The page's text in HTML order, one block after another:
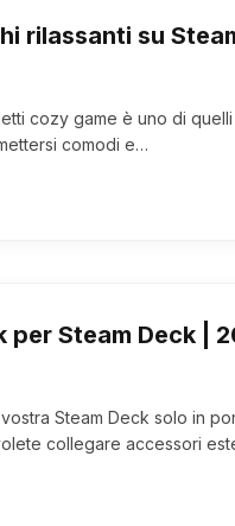
rilassanti su
cozy game è uno di
comodi e…
per Steam Deck |
Steam Deck solo in
collegare accessori